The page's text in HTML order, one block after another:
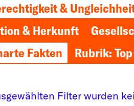
&
& Herkunft
Fakten
Rubrik:
Filter wurden